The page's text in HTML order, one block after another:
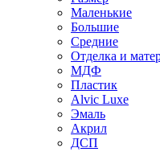
Маленькие
Большие
Средние
Отделка и
МДФ
Пластик
Alvic Luxe
Эмаль
Акрил
ДСП